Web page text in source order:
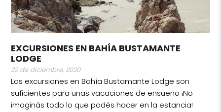
EXCURSIONES EN BAHÍA BUSTAMANTE
LODGE
22 de diciembre, 2020
Las excursiones en Bahía Bustamante Lodge son
suficientes para unas vacaciones de ensueño ¡No
imaginás todo lo que podés hacer en la estancia!